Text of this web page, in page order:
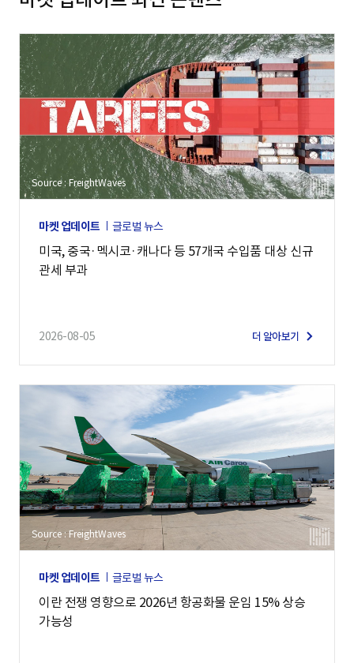
Source : FreightWaves
마켓 업데이트 글로벌 뉴스
미국, 중국·멕시코·캐나다 등 57개국 수입품 대상 신규
관세 부과
2026-08-05 더 알아보기
Source : FreightWaves
마켓 업데이트 글로벌 뉴스
이란 전쟁 영향으로 2026년 항공화물 운임 15% 상승
가능성